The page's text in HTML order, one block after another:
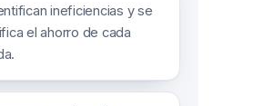
ineficiencias y se
el ahorro de cada